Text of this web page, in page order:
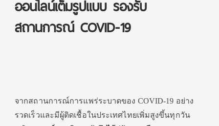
ออนไลน์เต็มรูปแบบ รองรับ
สถานการณ์ COVID-19
จากสถานการณ์การแพร่ระบาดของ COVID-19 อย่าง
รวดเร็วและมีผู้ติดเชื้อในประเทศไทยเพิ่มสูงขึ้นทุกวัน